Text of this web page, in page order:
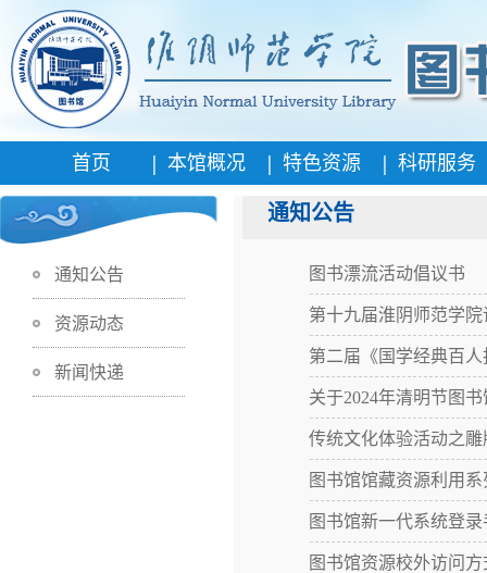
首页 | 本馆概况 | 特色资源 | 科研服务
通知公告
资源动态
新闻快递
通知公告
图书漂流活动倡议书
第十九届淮阴师范学
第二届《国学经典百
关于2024年清明节图
传统文化体验活动之
图书馆馆藏资源利用
图书馆新一代系统登
图书馆资源校外访问